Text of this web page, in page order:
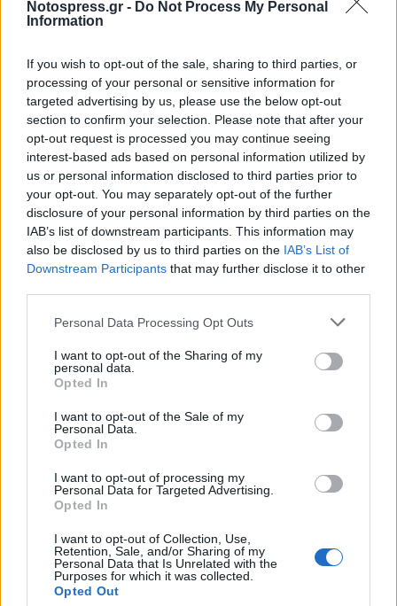
Notospress.gr - Do Not Process My Personal
Information
If you wish to opt-out of the sale, sharing to third parties, or
processing of your personal or sensitive information for
targeted advertising by us, please use the below opt-out
section to confirm your selection. Please note that after your
opt-out request is processed you may continue seeing
interest-based ads based on personal information utilized by
us or personal information disclosed to third parties prior to
your opt-out. You may separately opt-out of the further
disclosure of your personal information by third parties on the
IAB’s list of downstream participants. This information may
also be disclosed by us to third parties on the IAB’s List of
Downstream Participants that may further disclose it to other
Personal Data Processing Opt Outs
I want to opt-out of the Sharing of my
personal data.
Opted In
I want to opt-out of the Sale of my
Personal Data.
Opted In
I want to opt-out of processing my
Personal Data for Targeted Advertising.
Opted In
I want to opt-out of Collection, Use,
Retention, Sale, and/or Sharing of my
Personal Data that Is Unrelated with the
Purposes for which it was collected.
Opted Out
Δήμο Σπάρτης…